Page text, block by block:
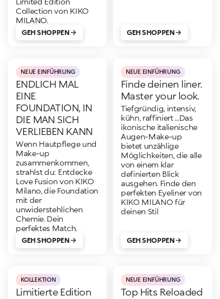
Collection von KIKO
MILANO.
GEH SHOPPEN GEH SHOPPEN
NEUE EINFÜHRUNG
ENDLICH MAL
EINE
FOUNDATION, IN
DIE MAN SICH
VERLIEBEN KANN
Wenn Hautpflege und
Make-up
zusammenkommen,
strahlst du: Entdecke
Love Fusion von KIKO
Milano, die Foundation
mit der
unwiderstehlichen
Chemie. Dein
perfektes Match.
GEH SHOPPEN
NEUE EINFÜHRUNG
Finde deinen liner.
Master your look.
Tiefgründig, intensiv,
kühn, raffiniert ...Das
ikonische italienische
Augen-Make-up
bietet unzählige
Möglichkeiten, die alle
von einem klar
definierten Blick
ausgehen. Finde den
perfekten Eyeliner von
KIKO MILANO für
deinen Stil
GEH SHOPPEN
KOLLEKTION
Limitierte Edition
NEUE EINFÜHRUNG
Top Hits Reloaded